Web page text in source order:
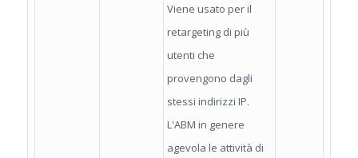
Viene usato per il
retargeting di più
utenti che
provengono dagli
stessi indirizzi IP.
L'ABM in genere
agevola le attività di